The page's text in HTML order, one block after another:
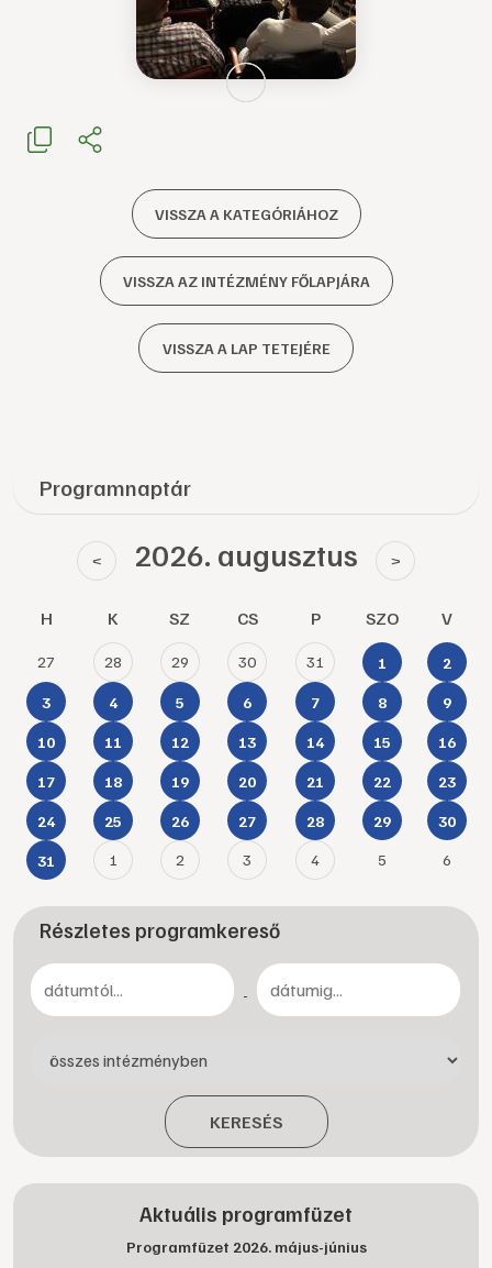
VISSZA A KATEGÓRIÁHOZ
VISSZA AZ INTÉZMÉNY FŐLAPJÁRA
VISSZA A LAP TETEJÉRE
Programnaptár
< 2026. augusztus >
H K SZ CS P SZO V
27 28 29 30 31 1 2
3 4 5 6 7 8 9
10 11 12 13 14 15 16
17 18 19 20 21 22 23
24 25 26 27 28 29 30
31 1 2 3 4 5 6
Részletes programkereső
-
KERESÉS
Aktuális programfüzet
Programfüzet 2026. május-június